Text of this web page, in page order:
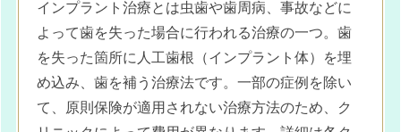
インプラント治療とは虫歯や歯周病、事故などに
よって歯を失った場合に行われる治療の一つ。歯
を失った箇所に人工歯根（インプラント体）を埋
め込み、歯を補う治療法です。一部の症例を除い
て、原則保険が適用されない治療方法のため、ク